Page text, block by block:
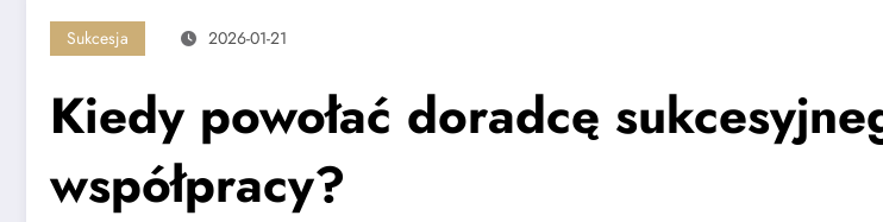
Sukcesja 2026-01-21
Kiedy powołać doradcę
współpracy?